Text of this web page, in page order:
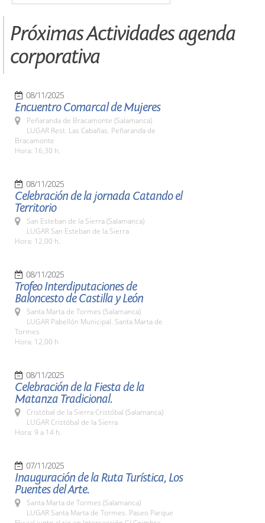
Próximas Actividades agenda
corporativa
08/11/2025
Encuentro Comarcal de Mujeres
Peñaranda de Bracamonte (Salamanca)
LUGAR Rest. Las Cabañas. Peñaranda de
Bracamonte
Hora: 16,30 h.
08/11/2025
Celebración de la jornada Catando el
Territorio
San Esteban de la Sierra (Salamanca)
LUGAR San Esteban de la Sierra
Hora: 12,00 h.
08/11/2025
Trofeo Interdiputaciones de
Baloncesto de Castilla y León
Santa Marta de Tormes (Salamanca)
LUGAR Pabellón Municipal. Santa Marta de
Tormes
Hora: 12,00 h
08/11/2025
Celebración de la Fiesta de la
Matanza Tradicional.
Cristóbal de la Sierra Cristóbal (Salamanca)
LUGAR Cristóbal de la Sierra
Hora: 9 a 14 h.
07/11/2025
Inauguración de la Ruta Turística, Los
Puentes del Arte.
Santa Marta de Tormes (Salamanca)
LUGAR Santa Marta de Tormes. Paseo Parque